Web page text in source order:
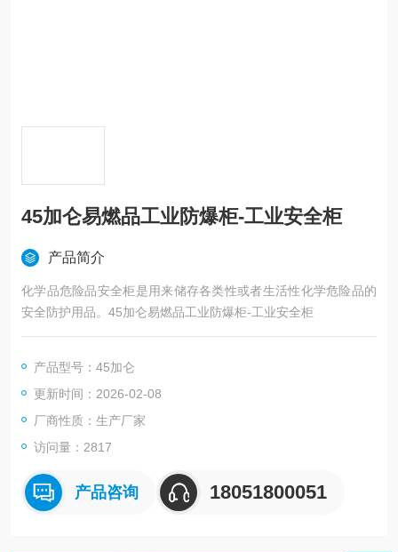
45加仑易燃品工业防爆柜-工业安全柜
产品简介
化学品危险品安全柜是用来储存各类性或者生活性化学危险品的
安全防护用品。45加仑易燃品工业防爆柜-工业安全柜
产品型号：45加仑
更新时间：2026-02-08
厂商性质：生产厂家
访问量：2817
产品咨询 18051800051